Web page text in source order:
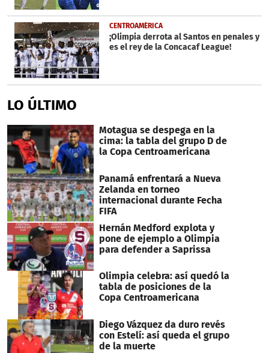
CENTROAMÉRICA
¡Olimpia derrota al Santos en penales y
es el rey de la Concacaf League!
LO ÚLTIMO
Motagua se despega en la
cima: la tabla del grupo D de
la Copa Centroamericana
Panamá enfrentará a Nueva
Zelanda en torneo
internacional durante Fecha
FIFA
Hernán Medford explota y
pone de ejemplo a Olimpia
para defender a Saprissa
Olimpia celebra: así quedó la
tabla de posiciones de la
Copa Centroamericana
Diego Vázquez da duro revés
con Estelí: así queda el grupo
de la muerte